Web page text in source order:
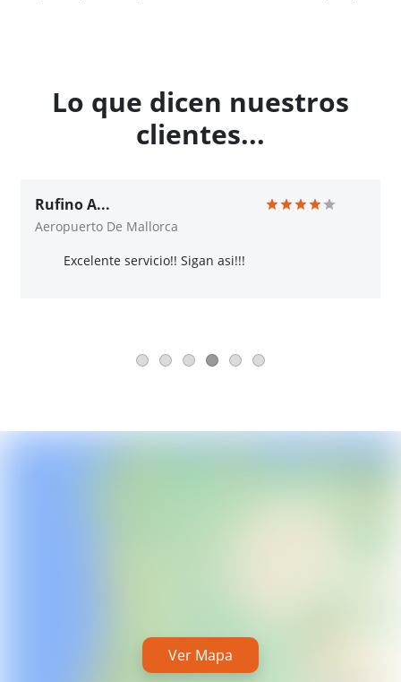
Lo que dicen nuestros
clientes...
Rufino A...
Aeropuerto De Mallorca
Excelente servicio!! Sigan asi!!!
Ver Mapa